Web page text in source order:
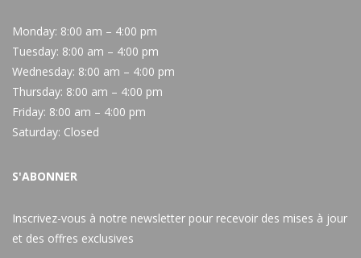
Monday: 8:00 am – 4:00 pm
Tuesday: 8:00 am – 4:00 pm
Wednesday: 8:00 am – 4:00 pm
Thursday: 8:00 am – 4:00 pm
Friday: 8:00 am – 4:00 pm
Saturday: Closed
S'ABONNER
Inscrivez-vous à notre newsletter pour recevoir des mises à jour
et des offres exclusives